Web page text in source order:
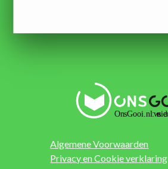
Algemene Voorwaarden
Privacy en Cookie verklaring